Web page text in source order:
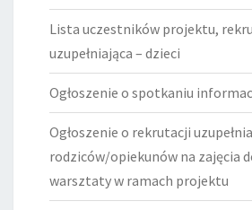
Lista uczestników projektu,
uzupełniająca – dzieci
Ogłoszenie o spotkaniu
Ogłoszenie o rekrutacji
rodziców/opiekunów na zajęcia
warsztaty w ramach projektu